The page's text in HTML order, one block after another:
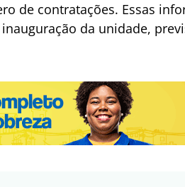
de contratações. Essas
da unidade,